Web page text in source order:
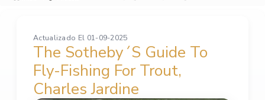
Actualizado El 01-09-2025
The Sotheby´s Guide To
Fly-Fishing For Trout,
Charles Jardine